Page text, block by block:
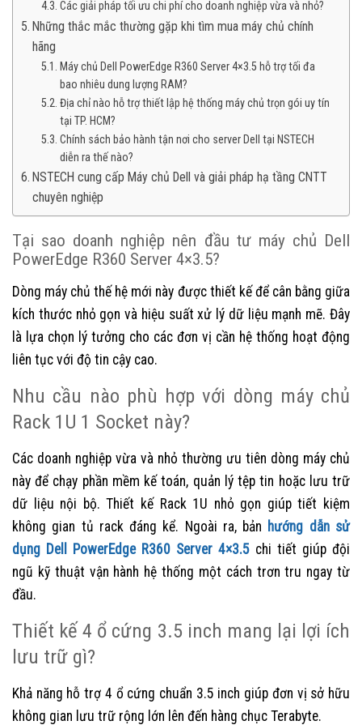
Các giải pháp tối ưu chi phí cho doanh nghiệp vừa và nhỏ?
Những thắc mắc thường gặp khi tìm mua máy chủ chính
hãng
Máy chủ Dell PowerEdge R360 Server 4×3.5 hỗ trợ tối đa
bao nhiêu dung lượng RAM?
Địa chỉ nào hỗ trợ thiết lập hệ thống máy chủ trọn gói uy tín
tại TP. HCM?
Chính sách bảo hành tận nơi cho server Dell tại NSTECH
diễn ra thế nào?
NSTECH cung cấp Máy chủ Dell và giải pháp hạ tầng CNTT
chuyên nghiệp
Tại sao doanh nghiệp nên đầu tư máy chủ Dell
PowerEdge R360 Server 4×3.5?
Dòng máy chủ thế hệ mới này được thiết kế để cân bằng giữa
kích thước nhỏ gọn và hiệu suất xử lý dữ liệu mạnh mẽ. Đây
là lựa chọn lý tưởng cho các đơn vị cần hệ thống hoạt động
liên tục với độ tin cậy cao.
Nhu cầu nào phù hợp với dòng máy chủ
Rack 1U 1 Socket này?
Các doanh nghiệp vừa và nhỏ thường ưu tiên dòng máy chủ
này để chạy phần mềm kế toán, quản lý tệp tin hoặc lưu trữ
dữ liệu nội bộ. Thiết kế Rack 1U nhỏ gọn giúp tiết kiệm
không gian tủ rack đáng kể. Ngoài ra, bản hướng dẫn sử
dụng Dell PowerEdge R360 Server 4×3.5 chi tiết giúp đội
ngũ kỹ thuật vận hành hệ thống một cách trơn tru ngay từ
đầu.
Thiết kế 4 ổ cứng 3.5 inch mang lại lợi ích
lưu trữ gì?
Khả năng hỗ trợ 4 ổ cứng chuẩn 3.5 inch giúp đơn vị sở hữu
không gian lưu trữ rộng lớn lên đến hàng chục Terabyte.